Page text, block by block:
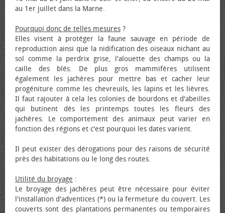
au 1er juillet dans la Marne.
Pourquoi donc de telles mesures ?
Elles visent à protéger la faune sauvage en période de
reproduction ainsi que la nidification des oiseaux nichant au
sol comme la perdrix grise, l'alouette des champs ou la
caille des blés. De plus gros mammifères utilisent
également les jachères pour mettre bas et cacher leur
progéniture comme les chevreuils, les lapins et les lièvres.
Il faut rajouter à cela les colonies de bourdons et d'abeilles
qui butinent dès les printemps toutes les fleurs des
jachères. Le comportement des animaux peut varier en
fonction des régions et c'est pourquoi les dates varient.
Il peut exister des dérogations pour des raisons de sécurité
près des habitations ou le long des routes.
Utilité du broyage :
Le broyage des jachères peut être nécessaire pour éviter
l'installation d'adventices (*) ou la fermeture du couvert. Les
couverts sont des plantations permanentes ou temporaires